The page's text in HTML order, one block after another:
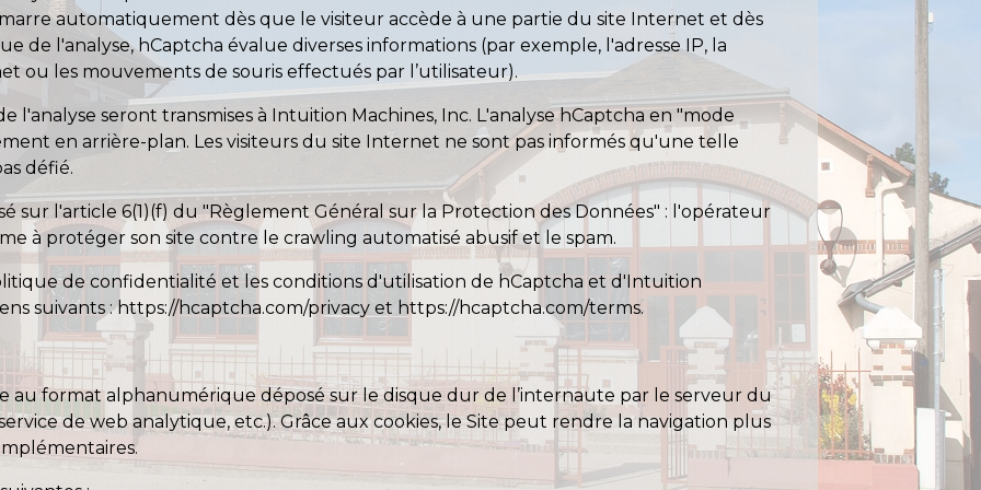
automatiquement dès que le visiteur accède à une partie du site Internet et dès
de l'analyse, hCaptcha évalue diverses informations (par exemple, l'adresse IP, la
ou les mouvements de souris effectués par l’utilisateur).
l'analyse seront transmises à Intuition Machines, Inc. L'analyse hCaptcha en "mode
en arrière-plan. Les visiteurs du site Internet ne sont pas informés qu'une telle
défié.
sur l'article 6(1)(f) du "Règlement Général sur la Protection des Données" : l'opérateur
à protéger son site contre le crawling automatisé abusif et le spam.
de confidentialité et les conditions d'utilisation de hCaptcha et d'Intuition
suivants :https://hcaptcha.com/privacy et https://hcaptcha.com/terms.
au format alphanumérique déposé sur le disque dur de l’internaute par le serveur du
de web analytique, etc.). Grâce aux cookies, le Site peut rendre la navigation plus